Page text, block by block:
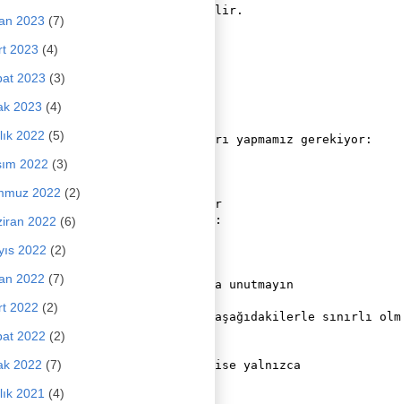
edilerek kontrol edilebilir.
hesaplanması
sabitler okunabilir
kullanılması gerekir.
için sanırım şunları yapmamız gerekiyor:
var!
okunabilir.
de ihtiyacımız var
şu şekilde yapılacaktır:
gerekiyor. Ayrıca şunu da unutmayın
ettirmek) kullanımının aşağıdakilerle sınırlı
küresel olmalı, bazıları ise yalnızca
iyi bir şeydir!
2023 (7)
2023 (4)
2023 (3)
2023 (4)
2022 (5)
2022 (3)
2022 (2)
2022 (6)
2022 (2)
2022 (7)
2022 (2)
2022 (2)
2022 (7)
2021 (4)